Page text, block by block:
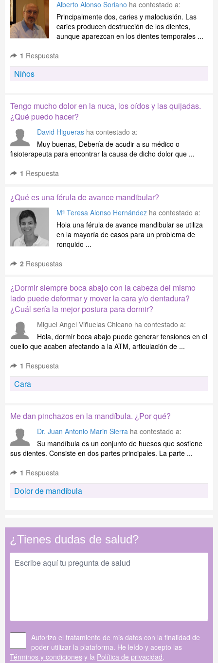
Alberto Alonso Soriano ha contestado a:
Principalmente dos, caries y maloclusión. Las
caries producen destrucción de los dientes,
aunque aparezcan en los dientes temporales ...
1 Respuesta
Niños
Tengo mucho dolor en la nuca, los oídos y las quijadas.
¿Qué puedo hacer?
David Higueras ha contestado a:
Muy buenas, Debería de acudir a su médico o
fisioterapeuta para encontrar la causa de dicho dolor que ...
1 Respuesta
¿Qué es una férula de avance mandibular?
Mª Teresa Alonso Hernández ha contestado a:
Hola una férula de avance mandibular se utiliza
en la mayoría de casos para un problema de
ronquido ...
2 Respuestas
¿Dormir siempre boca abajo con la cabeza del mismo
lado puede deformar y mover la cara y/o dentadura?
¿Cuál sería la mejor postura para dormir?
Miguel Angel Viñuelas Chicano ha contestado a:
Hola, dormir boca abajo puede generar tensiones en el
cuello que acaben afectando a la ATM, articulación de ...
1 Respuesta
Cara
Me dan pinchazos en la mandíbula. ¿Por qué?
Dr. Juan Antonio Marin Sierra ha contestado a:
Su mandíbula es un conjunto de huesos que sostiene
sus dientes. Consiste en dos partes principales. La parte ...
1 Respuesta
Dolor de mandíbula
¿Tienes dudas de salud?
Autorizo el tratamiento de mis datos con la finalidad de
poder utilizar la plataforma. He leído y acepto las
Términos y condiciones y la Política de privacidad.